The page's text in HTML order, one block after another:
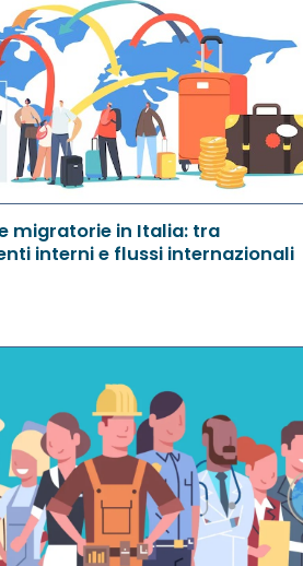
migratorie in Italia: tra
interni e flussi internazionali